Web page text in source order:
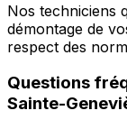
Nos techniciens
démontage de
respect des
Questions
Sainte-